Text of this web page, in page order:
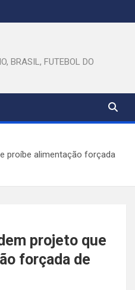
BRASIL, FUTEBOL DO
proíbe alimentação forçada
projeto que
forçada de